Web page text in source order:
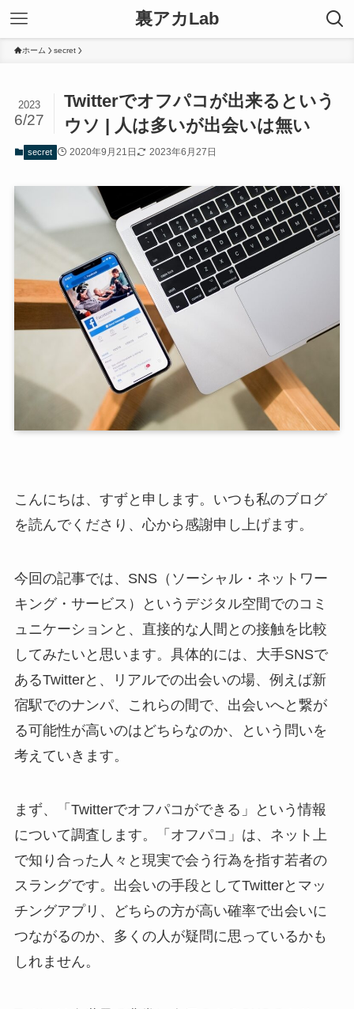
裏アカLab
ホーム secret
Twitterでオフパコが出来るという
ウソ | 人は多いが出会いは無い
2023
6/27
secret 2020年9月21日 2023年6月27日
こんにちは、すずと申します。いつも私のブログ
を読んでくださり、心から感謝申し上げます。
今回の記事では、SNS（ソーシャル・ネットワー
キング・サービス）というデジタル空間でのコミ
ュニケーションと、直接的な人間との接触を比較
してみたいと思います。具体的には、大手SNSで
あるTwitterと、リアルでの出会いの場、例えば新
宿駅でのナンパ、これらの間で、出会いへと繋が
る可能性が高いのはどちらなのか、という問いを
考えていきます。
まず、「Twitterでオフパコができる」という情報
について調査します。「オフパコ」は、ネット上
で知り合った人々と現実で会う行為を指す若者の
スラングです。出会いの手段としてTwitterとマッ
チングアプリ、どちらの方が高い確率で出会いに
つながるのか、多くの人が疑問に思っているかも
しれません。